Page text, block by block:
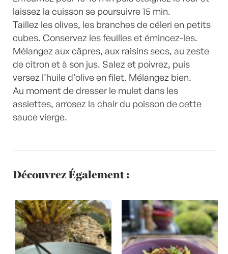
laissez la cuisson se poursuivre 15 min.
Taillez les olives, les branches de céleri en petits
cubes. Conservez les feuilles et émincez-les.
Mélangez aux câpres, aux raisins secs, au zeste
de citron et à son jus. Salez et poivrez, puis
versez l’huile d’olive en filet. Mélangez bien.
Au moment de dresser le mulet dans les
assiettes, arrosez la chair du poisson de cette
sauce vierge.
Découvrez Également :